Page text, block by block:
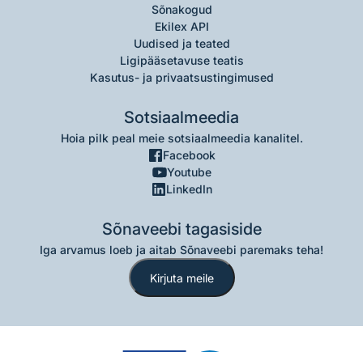
Sõnakogud
Ekilex API
Uudised ja teated
Ligipääsetavuse teatis
Kasutus- ja privaatsustingimused
Sotsiaalmeedia
Hoia pilk peal meie sotsiaalmeedia kanalitel.
Facebook
Youtube
LinkedIn
Sõnaveebi tagasiside
Iga arvamus loeb ja aitab Sõnaveebi paremaks teha!
Kirjuta meile